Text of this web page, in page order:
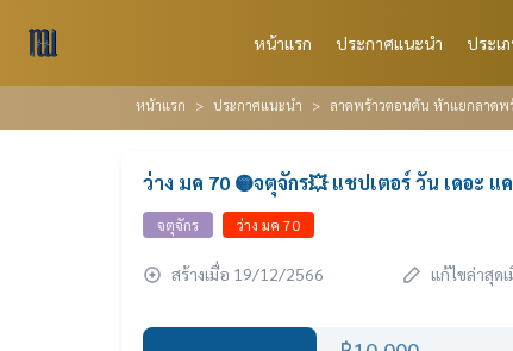
หน้าแรก ประกาศแนะนำ ประเ
หน้าแรก ประกาศแนะนำ ลาดพร้าวตอนต้น ห้าแยกลาดพ
ว่าง มค 70 🟡จตุจักร💥 แชปเตอร์ วัน เดอะ
จตุจักร ว่าง มค 70
สร้างเมื่อ 19/12/2566 แก้ไขล่าสุด